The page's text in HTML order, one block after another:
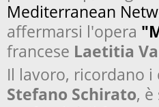
Mediterranean
affermarsi l'opera
francese Laetitia
Il lavoro, ricordano
Stefano Schirato,